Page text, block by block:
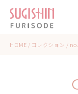
HOME / コレクション /